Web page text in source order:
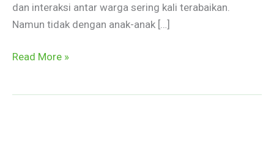
dan interaksi antar warga sering kali terabaikan.
Namun tidak dengan anak-anak […]
Read More »